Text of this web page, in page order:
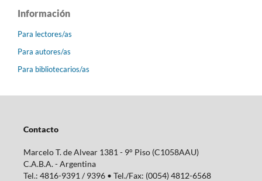
Información
Para lectores/as
Para autores/as
Para bibliotecarios/as
Contacto
Marcelo T. de Alvear 1381 - 9° Piso (C1058AAU)
C.A.B.A. - Argentina
Tel.: 4816-9391 / 9396 • Tel./Fax: (0054) 4812-6568